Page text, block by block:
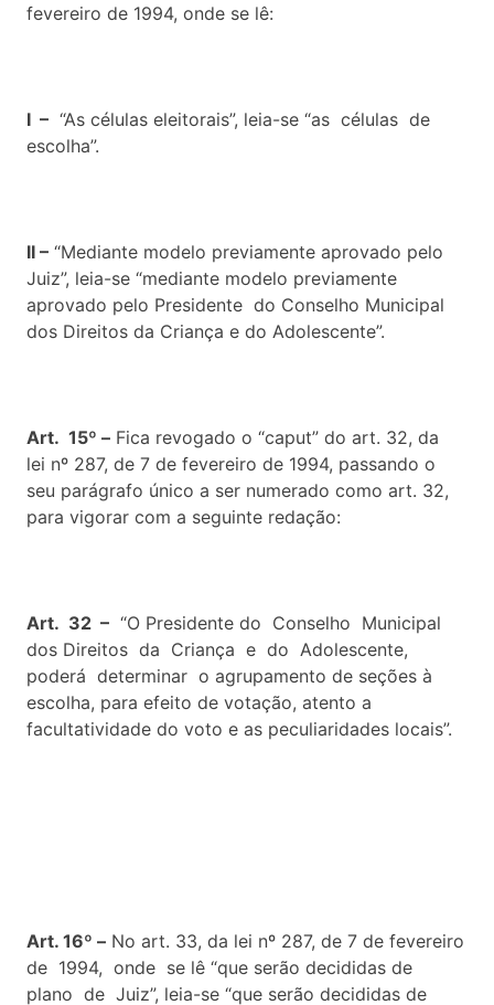
fevereiro de 1994, onde se lê:
I – “As células eleitorais”, leia-se “as células de
escolha”.
II – “Mediante modelo previamente aprovado pelo
Juiz”, leia-se “mediante modelo previamente
aprovado pelo Presidente do Conselho Municipal
dos Direitos da Criança e do Adolescente”.
Art. 15º – Fica revogado o “caput” do art. 32, da
lei nº 287, de 7 de fevereiro de 1994, passando o
seu parágrafo único a ser numerado como art. 32,
para vigorar com a seguinte redação:
Art. 32 – “O Presidente do Conselho Municipal
dos Direitos da Criança e do Adolescente,
poderá determinar o agrupamento de seções à
escolha, para efeito de votação, atento a
facultatividade do voto e as peculiaridades locais”.
Art. 16º – No art. 33, da lei nº 287, de 7 de fevereiro
de 1994, onde se lê “que serão decididas de
plano de Juiz”, leia-se “que serão decididas de